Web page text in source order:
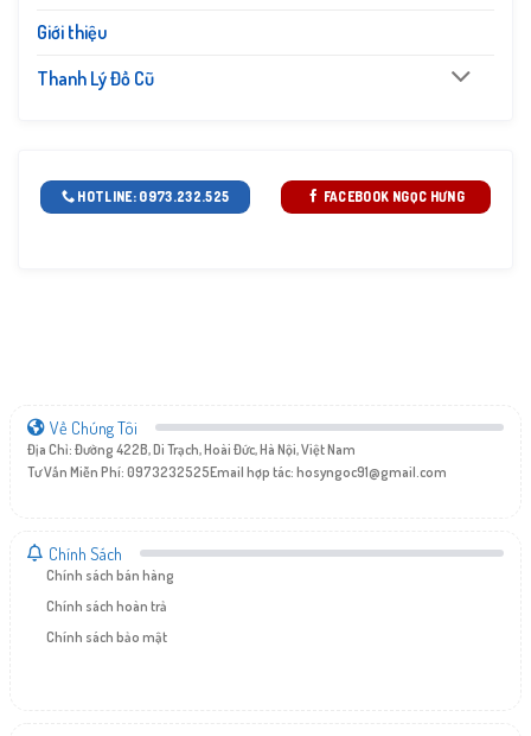
Giới thiệu
Thanh Lý Đồ Cũ
HOTLINE: 0973.232.525 FACEBOOK NGỌC HƯNG
Về Chúng Tôi
Địa Chỉ: Đường 422B, Di Trạch, Hoài Đức, Hà Nội, Việt Nam
Tư Vấn Miễn Phí: 0973232525Email hợp tác: hosyngoc91@gmail.com
Chính Sách
Chính sách bán hàng
Chính sách hoàn trả
Chính sách bảo mật